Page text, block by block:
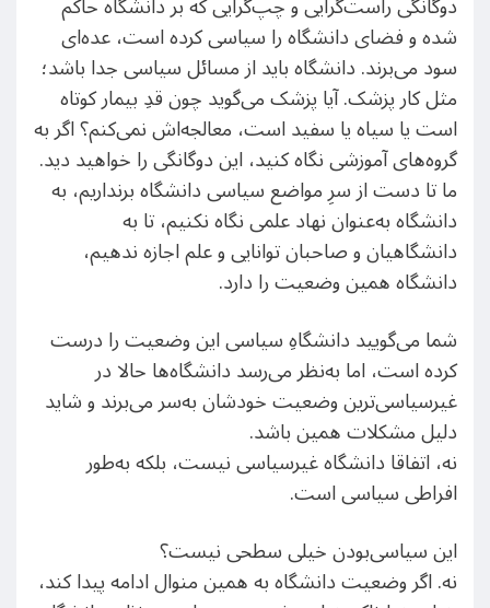
شده و فضای دانشگاه را سیاسی کرده است، عده‌ای
سود می‌برند. دانشگاه باید از مسائل سیاسی جدا باشد؛
مثل کار پزشک. آیا پزشک می‌گوید چون قدِ بیمار کوتاه
است یا سیاه یا سفید است، معالجه‌اش نمی‌کنم؟ اگر به
گروه‌های آموزشی نگاه کنید، این دوگانگی را خواهید دید.
ما تا دست از سرِ مواضع سیاسی دانشگاه برنداریم، به
دانشگاه به‌عنوان نهاد علمی نگاه نکنیم، تا به
دانشگاهیان و صاحبان توانایی و علم اجازه ندهیم،
دانشگاه همین وضعیت را دارد.
شما می‌گویید دانشگاهِ سیاسی این وضعیت را درست
کرده است، اما به‌نظر می‌رسد دانشگاه‌ها حالا در
غیرسیاسی‌ترین وضعیت خودشان به‌سر می‌برند و شاید
دلیل مشکلات همین باشد.
نه، اتفاقا دانشگاه غیرسیاسی نیست، بلکه به‌طور
افراطی سیاسی است.
این سیاسی‌بودن خیلی سطحی نیست؟
نه. اگر وضعیت دانشگاه به همین منوال ادامه پیدا کند،